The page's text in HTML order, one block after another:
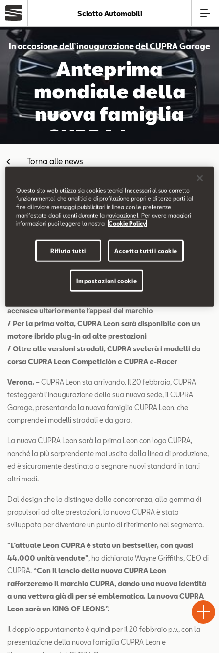
Azienda
Modelli
Offerte
Business
SEAT Usato Certificato
Contatti
Configuratore
Sciotto Automobili
In occasione dell’inaugurazione del CUPRA Garage
Anteprima
mondiale della
nuova famiglia
CUPRA Leon.
Torna alle news
11.02.2020
/ Anteprima mondiale della nuova famiglia CUPRA Leon il
prossimo 20 febbraio
/ La nuova CUPRA Leon sarà presentata nelle versioni
accresce ulteriormente l’appeal del marchio
/ Per la prima volta, CUPRA Leon sarà disponibile con un
motore ibrido plug-in ad alte prestazioni
/ Oltre alle versioni stradali, CUPRA svelerà i modelli da
corsa CUPRA Leon Competición e CUPRA e-Racer
Verona. – CUPRA Leon sta arrivando. Il 20 febbraio, CUPRA
festeggerà l’inaugurazione della sua nuova sede, il CUPRA
Garage, presentando la nuova famiglia CUPRA Leon, che
comprende i modelli stradali e da gara.
La nuova CUPRA Leon sarà la prima Leon con logo CUPRA,
nonché la più sorprendente mai uscita dalla linea di produzione,
ed è sicuramente destinata a segnare nuovi standard in tanti
altri modi.
Dal design che la distingue dalla concorrenza, alla gamma di
propulsori ad alte prestazioni, la nuova CUPRA è stata
sviluppata per diventare un punto di riferimento nel segmento.
"L’attuale Leon CUPRA è stata un bestseller, con quasi
44.000 unità vendute", ha dichiarato Wayne Griffiths, CEO di
CUPRA. “Con il lancio della nuova CUPRA Leon
rafforzeremo il marchio CUPRA, dando una nuova identità
a una vettura già di per sé emblematica. La nuova CUPRA
Leon sarà un KING OF LEONS”.
Il doppio appuntamento è quindi per il 20 febbraio p.v., con la
presentazione della nuova famiglia CUPRA Leon e
Test
Drive
Chiama
Questo sito web utilizza sia cookies tecnici (necessari al suo corretto
funzionamento) che analitici e di profilazione propri e di terze parti (al
fine di inviare messaggi pubblicitari in linea con le preferenze
manifestate dagli utenti durante la navigazione). Per avere maggiori
informazioni puoi leggere la nostra
Cookie Policy
Rifiuta tutti Accetta tutti i cookie
Impostazioni cookie